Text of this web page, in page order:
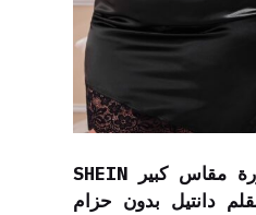
SHEIN تنورة مقاس كبير
دانتيل بدون حزام